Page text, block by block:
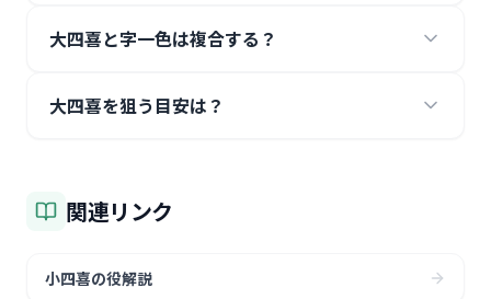
大四喜と字一色は複合する？
大四喜を狙う目安は？
関連リンク
小四喜の役解説